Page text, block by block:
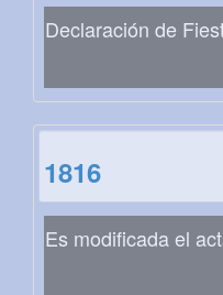
Declaración de
1816
Es modificada el